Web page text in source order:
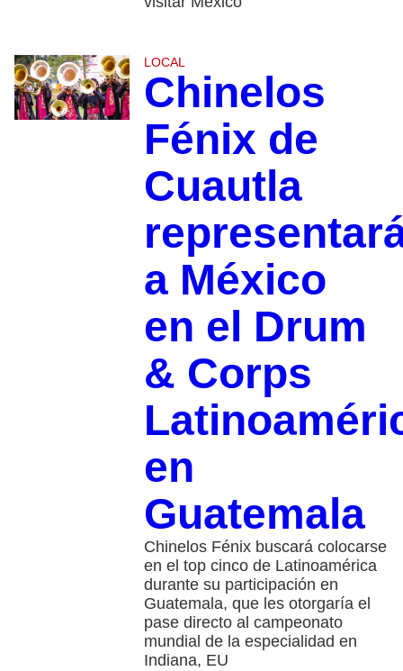
LOCAL
Chinelos
Fénix de
Cuautla
a México
en el Drum
& Corps
en
Guatemala
Chinelos Fénix buscará colocarse
en el top cinco de Latinoamérica
durante su participación en
Guatemala, que les otorgaría el
pase directo al campeonato
mundial de la especialidad en
Indiana, EU